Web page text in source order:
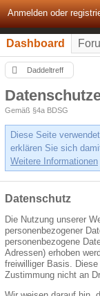
Anmelden oder
Dashboard
Daddeltreff
Gemäß §4a BDSG
Diese Seite
erklären Sie sich
Weitere Informationen
Datenschutz
Die Nutzung unserer
personenbezogener
personenbezogene
Adressen) erhoben
freiwilliger Basis.
Zustimmung nicht an